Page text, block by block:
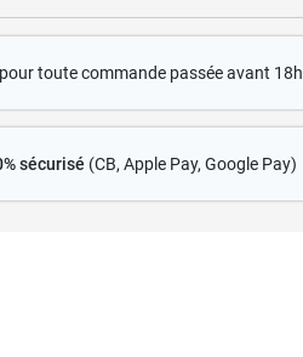
toute commande passée avant 18h
sécurisé (CB, Apple Pay, Google Pay)